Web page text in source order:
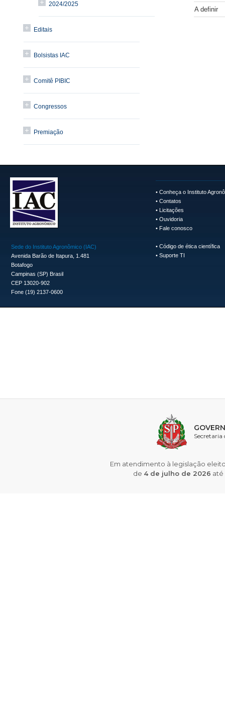
2024/2025
Editais
Bolsistas IAC
Comitê PIBIC
Congressos
Premiação
A definir
Sede do Instituto Agronômico (IAC)
Avenida Barão de Itapura, 1.481
Botafogo
Campinas (SP) Brasil
CEP 13020-902
Fone (19) 2137-0600
• Conheça o Instituto
• Contatos
• Licitações
• Ouvidoria
• Fale conosco
• Código de ética científica
• Suporte TI